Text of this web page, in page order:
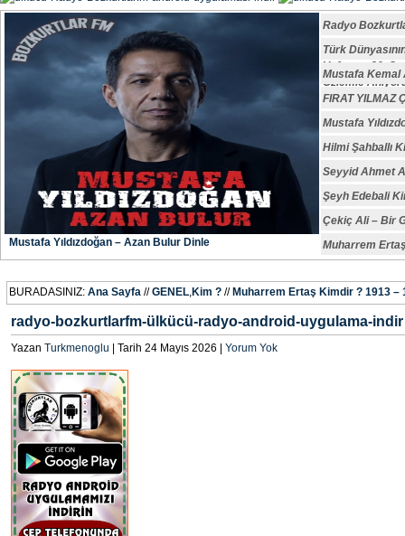
Mustafa Yıldızdoğan – Azan Bulur Dinle
Radyo
Türk
Vefatının 29.
Özlemle
Mustafa Kemal
FIRAT YILMAZ
Mustafa
Hilmi Şahballı
Seyyid Ahmet
Şeyh Edebali
Çekiç Ali – Bir
Muharrem
BURADASINIZ: Ana Sayfa //GENEL,Kim ? // Muharrem Ertaş Kimdir ? 1913 –
radyo-bozkurtlarfm-ülkücü-radyo-android-uygulama-indir
Yazan Turkmenoglu | Tarih 24 Mayıs 2026 | Yorum Yok